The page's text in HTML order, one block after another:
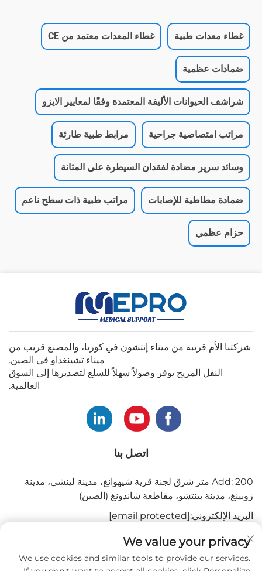
غطاء معدات طبية غطاء المعدات معتمد من CE
ضمادات عظمية
شراشف الحيوانات الأليفة المعتمدة وفقًا لمعايير الايزو
مراتب امتصاصية جراحية مرابط طبية طارئة
وسائد سرير مضادة لفقدان السيطرة على المثانة
ضمادة مطاطية للإصابات مراتب طبية ذات سطح ناعم
حزام عظمي
شركتنا الأم قريبة من ميناء إنتشون في كوريا، والمصنع قريب من
ميناء تشينغداو في الصين.
النقل المريح يوفر وصولاً سهلاً للسلع لتصديرها إلى السوق
العالمية.
اتصل بنا
Add: 200 متر شرق لجنة قرية شيهوانغ، مدينة لينشي، مدينة
زوبينغ، مدينة بينتشو، مقاطعة شاندونغ (الصين)
البريد الإلكتروني:[email protected]
هاتف:
هاتف:+86-15564344404
We value your privacy
We use cookies and similar tools to provide our services.